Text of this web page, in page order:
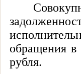
обращения в
рубля.